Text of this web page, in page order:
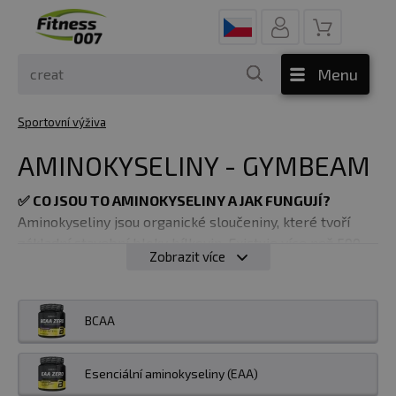
Menu
Sportovní výživa
AMINOKYSELINY - GYMBEAM
✅ CO JSOU TO AMINOKYSELINY A JAK FUNGUJÍ?
Aminokyseliny jsou organické sloučeniny, které tvoří
různých typů aminokyselin přírodního původu, pouze 21
Z tohoto počtu neumí
aminokyselin, označujeme je jako esenciální a jejich
příjem je závislý na stravě. Aminokyseliny mají v
organismu řadu důležitých funkcí a účastní se
fyziologický procesů v těle, vzniku enzymů i hormonů.
Zobrazit více
BCAA
Esenciální aminokyseliny (EAA)